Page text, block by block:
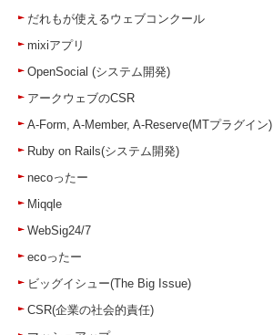
だれもが使えるウェブコンクール
mixiアプリ
OpenSocial (システム開発)
アークウェブのCSR
A-Form, A-Member, A-Reserve(MTプラグイン)
Ruby on Rails(システム開発)
necoったー
Miqqle
WebSig24/7
ecoったー
ビッグイシュー(The Big Issue)
CSR(企業の社会的責任)